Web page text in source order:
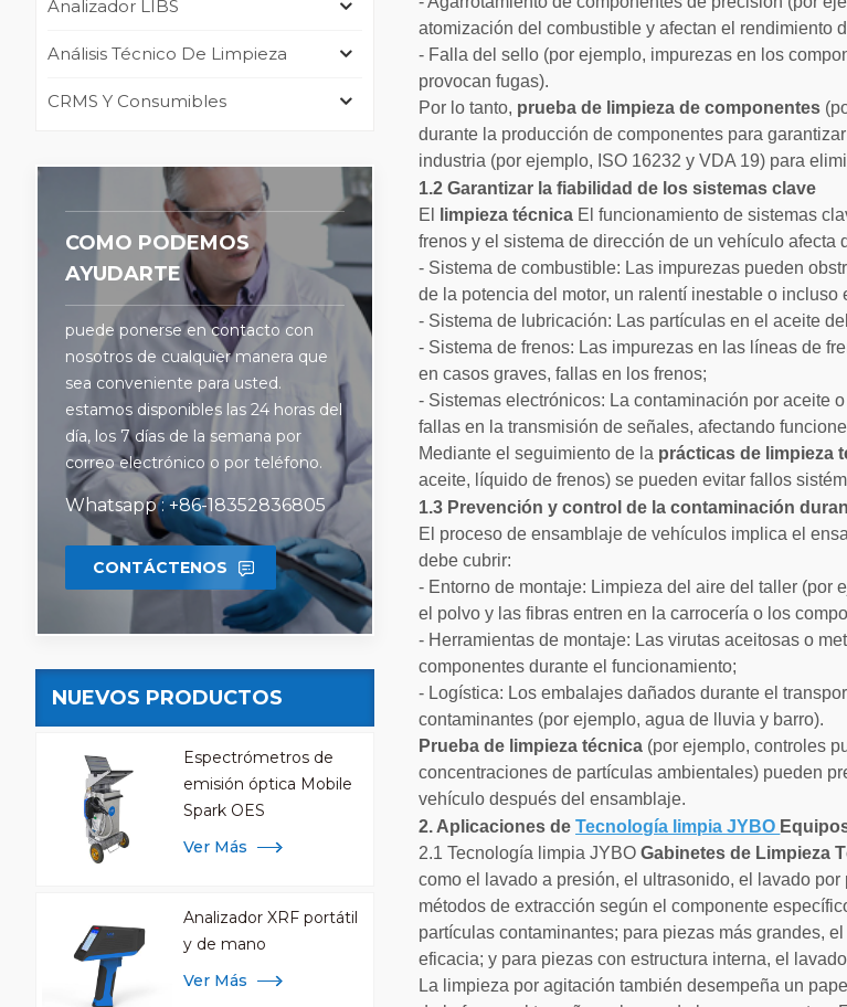
Analizador LIBS
Análisis Técnico De Limpieza
CRMS Y Consumibles
COMO PODEMOS
AYUDARTE
puede ponerse en contacto con
nosotros de cualquier manera que
sea conveniente para usted.
estamos disponibles las 24 horas del
día, los 7 días de la semana por
correo electrónico o por teléfono.
Whatsapp : +86-18352836805
CONTÁCTENOS
NUEVOS PRODUCTOS
Espectrómetros de
emisión óptica Mobile
Spark OES
Ver Más
Analizador XRF portátil
y de mano
Ver Más
atomización del combustible y afectan el rendimiento
- Falla del sello (por ejemplo, impurezas en los
provocan fugas).
Por lo tanto, prueba de limpieza de componentes
durante la producción de componentes para
industria (por ejemplo, ISO 16232 y VDA 19) para
1.2 Garantizar la fiabilidad de los sistemas clave
El
limpieza técnica El funcionamiento de sistemas
frenos y el sistema de dirección de un vehículo afecta
- Sistema de combustible: Las impurezas pueden
de la potencia del motor, un ralentí inestable o incluso
- Sistema de lubricación: Las partículas en el aceite
- Sistema de frenos: Las impurezas en las líneas de
en casos graves, fallas en los frenos;
- Sistemas electrónicos: La contaminación por aceite
fallas en la transmisión de señales, afectando
Mediante el seguimiento de la prácticas de limpieza
aceite, líquido de frenos) se pueden evitar fallos
1.3 Prevención y control de la contaminación
El proceso de ensamblaje de vehículos implica el
debe cubrir:
- Entorno de montaje: Limpieza del aire del taller (por
el polvo y las fibras entren en la carrocería o los
- Herramientas de montaje: Las virutas aceitosas o
componentes durante el funcionamiento;
- Logística: Los embalajes dañados durante el
contaminantes (por ejemplo, agua de lluvia y barro).
Prueba de limpieza técnica (por ejemplo, controles
concentraciones de partículas ambientales) pueden
vehículo después del ensamblaje.
2. Aplicaciones deTecnología limpia JYBO
2.1 Tecnología limpia JYBOGabinetes de Limpieza
como el lavado a presión, el ultrasonido, el lavado
métodos de extracción según el componente
partículas contaminantes; para piezas más grandes,
eficacia; y para piezas con estructura interna, el
La limpieza por agitación también desempeña un